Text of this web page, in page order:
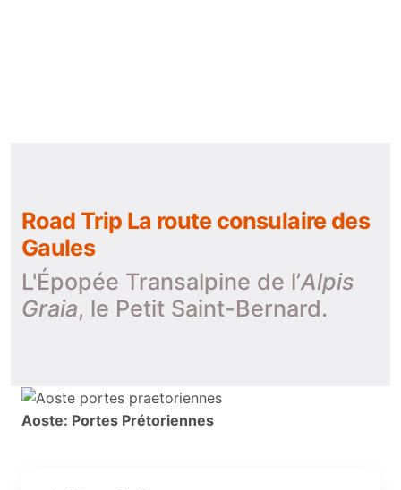
Road Trip La route consulaire des
Gaules
L'Épopée Transalpine de l’Alpis
Graia, le Petit Saint-Bernard.
Aoste: Portes Prétoriennes